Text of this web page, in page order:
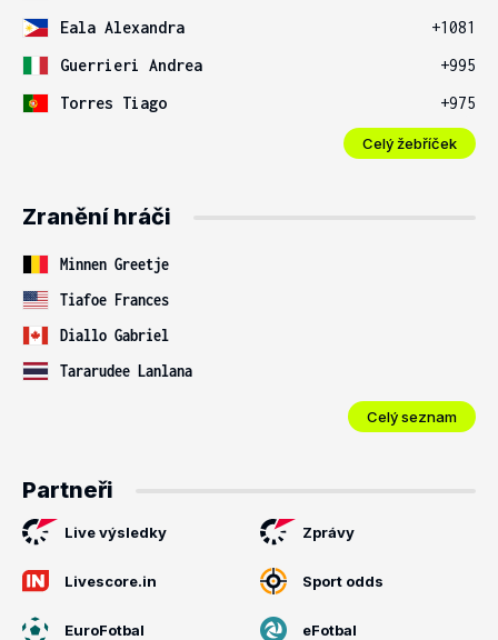
Eala Alexandra
+1081
Guerrieri Andrea
+995
Torres Tiago
+975
Celý žebříček
Zranění hráči
Minnen Greetje
Tiafoe Frances
Diallo Gabriel
Tararudee Lanlana
Celý seznam
Partneři
Live výsledky Zprávy
Livescore.in Sport odds
EuroFotbal eFotbal